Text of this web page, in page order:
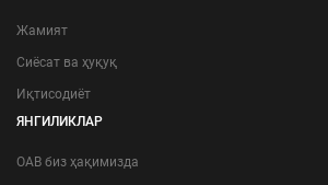
Жамият
Сиёсат ва ҳуқуқ
Иқтисодиёт
ЯНГИЛИКЛАР
ОАВ биз ҳақимизда